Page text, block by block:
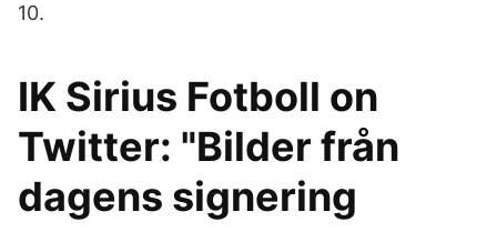
10.
IK Sirius Fotboll on
Twitter: "Bilder från
dagens signering